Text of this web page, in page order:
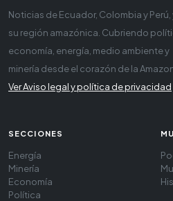
Noticias de Ecuador, Colombia y Perú,
su región amazónica. Cubriendo
economía, energía, medio ambiente y
minería desde el corazón de la
Ver Aviso legal y política de privacidad
SECCIONES
Energía
Minería
Economía
Política